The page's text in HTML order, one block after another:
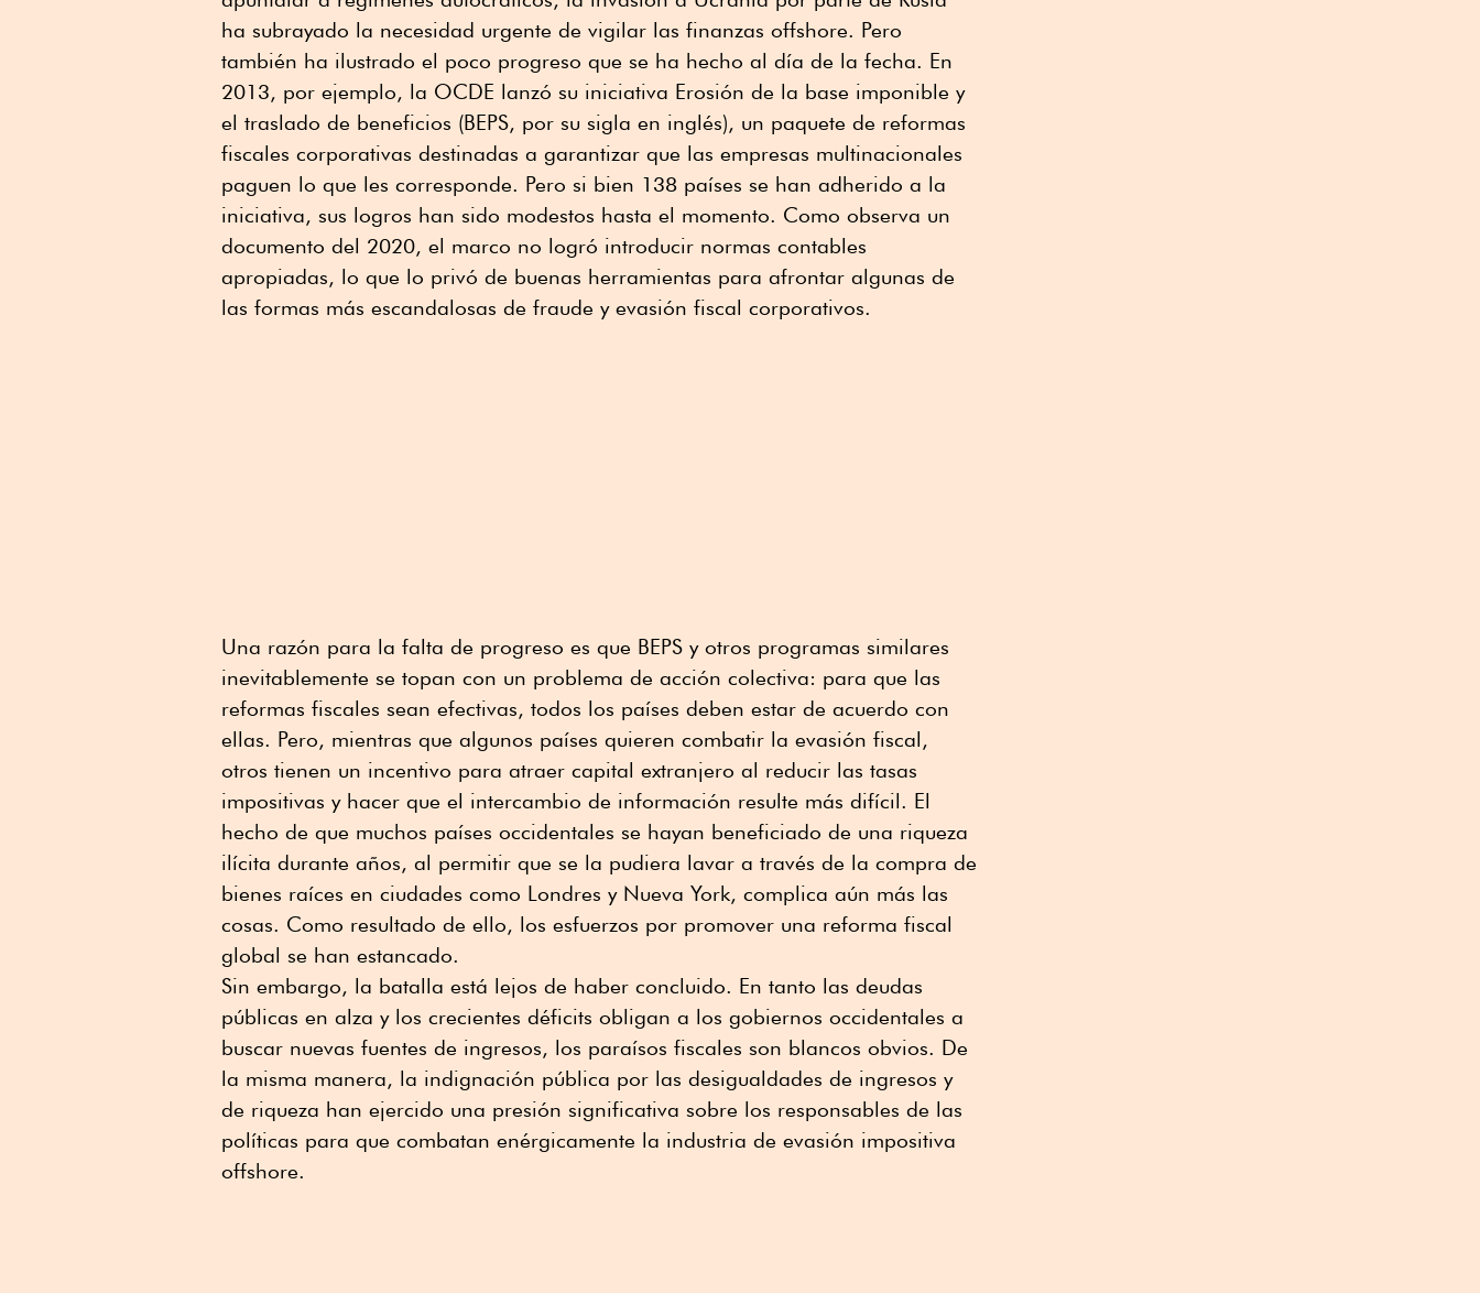
ha subrayado la necesidad urgente de vigilar las finanzas offshore. Pero
también ha ilustrado el poco progreso que se ha hecho al día de la fecha. En
2013, por ejemplo, la OCDE lanzó su iniciativa Erosión de la base imponible y
el traslado de beneficios (BEPS, por su sigla en inglés), un paquete de reformas
fiscales corporativas destinadas a garantizar que las empresas multinacionales
paguen lo que les corresponde. Pero si bien 138 países se han adherido a la
iniciativa, sus logros han sido modestos hasta el momento. Como observa un
documento del 2020, el marco no logró introducir normas contables
apropiadas, lo que lo privó de buenas herramientas para afrontar algunas de
las formas más escandalosas de fraude y evasión fiscal corporativos.
Una razón para la falta de progreso es que BEPS y otros programas similares
inevitablemente se topan con un problema de acción colectiva: para que las
reformas fiscales sean efectivas, todos los países deben estar de acuerdo con
ellas. Pero, mientras que algunos países quieren combatir la evasión fiscal,
otros tienen un incentivo para atraer capital extranjero al reducir las tasas
impositivas y hacer que el intercambio de información resulte más difícil. El
hecho de que muchos países occidentales se hayan beneficiado de una riqueza
ilícita durante años, al permitir que se la pudiera lavar a través de la compra de
bienes raíces en ciudades como Londres y Nueva York, complica aún más las
cosas. Como resultado de ello, los esfuerzos por promover una reforma fiscal
global se han estancado.
Sin embargo, la batalla está lejos de haber concluido. En tanto las deudas
públicas en alza y los crecientes déficits obligan a los gobiernos occidentales a
buscar nuevas fuentes de ingresos, los paraísos fiscales son blancos obvios. De
la misma manera, la indignación pública por las desigualdades de ingresos y
de riqueza han ejercido una presión significativa sobre los responsables de las
políticas para que combatan enérgicamente la industria de evasión impositiva
offshore.